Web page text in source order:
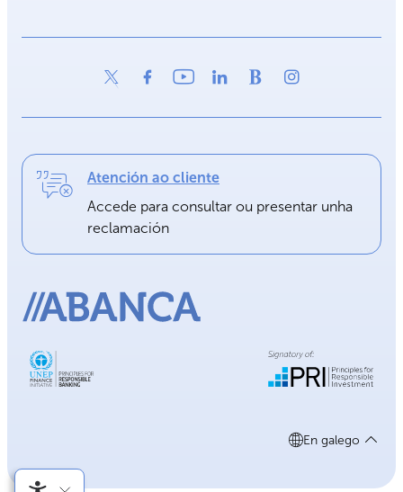
Atención ao cliente
Accede para consultar ou presentar unha
reclamación
En galego